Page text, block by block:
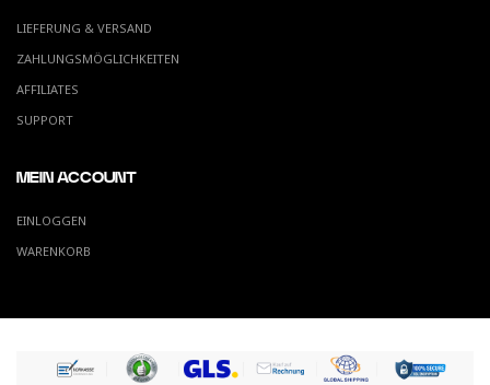
LIEFERUNG & VERSAND
ZAHLUNGSMÖGLICHKEITEN
AFFILIATES
SUPPORT
MEIN ACCOUNT
EINLOGGEN
WARENKORB